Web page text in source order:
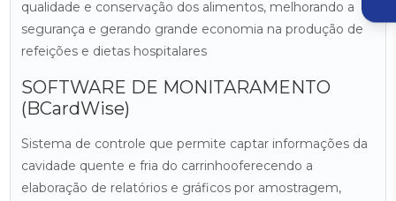
qualidade e conservação dos alimentos, melhorando a
segurança e gerando grande economia na produção de
refeições e dietas hospitalares
SOFTWARE DE MONITARAMENTO
(BCardWise)
Sistema de controle que permite captar informações da
cavidade quente e fria do carrinhooferecendo a
elaboração de relatórios e gráficos por amostragem,